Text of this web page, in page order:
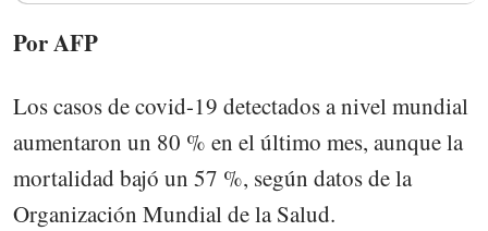
Por AFP
Los casos de covid-19 detectados a nivel mundial
aumentaron un 80 % en el último mes, aunque la
mortalidad bajó un 57 %, según datos de la
Organización Mundial de la Salud.